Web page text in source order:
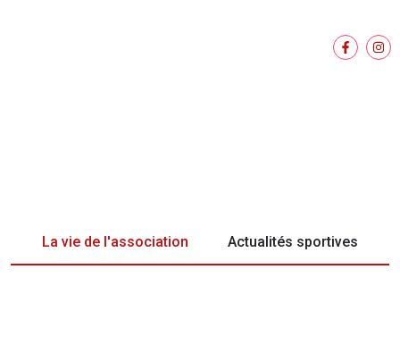
La vie de l'association Actualités sportives